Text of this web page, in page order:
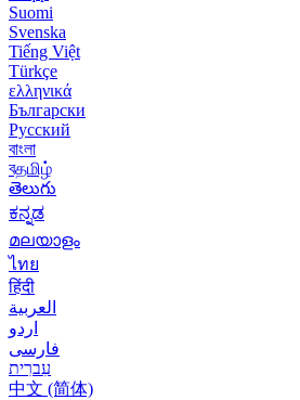
Suomi
Svenska
Tiếng Việt
Türkçe
ελληνικά
Български
Русский
বাংলা
বதமிழ்
తెలుగు
ಕನ್ನಡ
മലയാളം
ไทย
हिंदी
العربية
اردو
فارسی
עִברִית
中文 (简体)